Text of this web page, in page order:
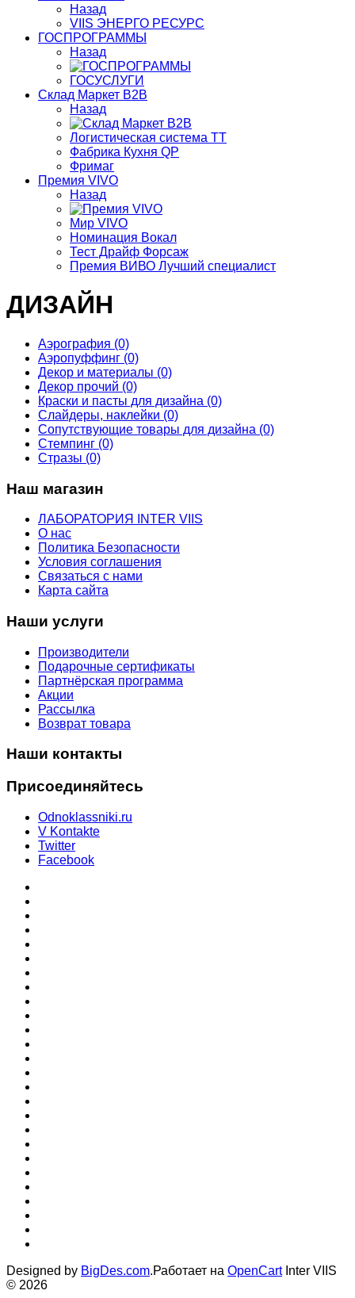
Назад
VIIS ЭНЕРГО РЕСУРС
ГОСПРОГРАММЫ
Назад
ГОСУСЛУГИ
Склад Маркет В2В
Назад
Логистическая система ТТ
Фабрика Кухня QP
Фримаг
Премия VIVO
Назад
Мир VIVO
Номинация Вокал
Тест Драйф Форсаж
Премия ВИВО Лучший специалист
ДИЗАЙН
Аэрография (0)
Аэропуффинг (0)
Декор и материалы (0)
Декор прочий (0)
Краски и пасты для дизайна (0)
Слайдеры, наклейки (0)
Сопутствующие товары для дизайна (0)
Стемпинг (0)
Стразы (0)
Наш магазин
ЛАБОРАТОРИЯ INTER VIIS
О нас
Политика Безопасности
Условия соглашения
Связаться с нами
Карта сайта
Наши услуги
Производители
Подарочные сертификаты
Партнёрская программа
Акции
Рассылка
Возврат товара
Наши контакты
Присоединяйтесь
Odnoklassniki.ru
V Kontakte
Twitter
Facebook
Designed by BigDes.com.Работает на OpenCartInter VIIS
© 2026